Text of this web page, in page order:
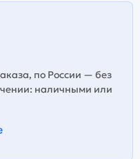
по России — без
наличными или